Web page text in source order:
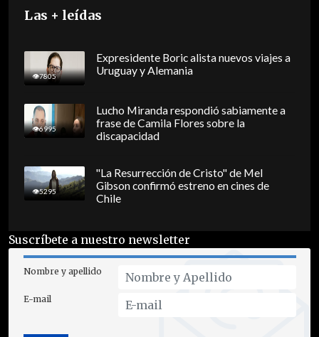
Las + leídas
7805
Expresidente Boric alista nuevos viajes a
Uruguay y Alemania
6995
Lucho Miranda respondió sabiamente a
frase de Camila Flores sobre la
discapacidad
5295
"La Resurrección de Cristo" de Mel
Gibson confirmó estreno en cines de
Chile
Suscríbete a nuestro newsletter
Nombre y apellido
E-mail